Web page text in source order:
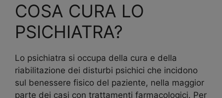
COSA CURA LO
PSICHIATRA?
Lo psichiatra si occupa della cura e della
riabilitazione dei disturbi psichici che incidono
sul benessere fisico del paziente, nella maggior
parte dei casi con trattamenti farmacologici. Per